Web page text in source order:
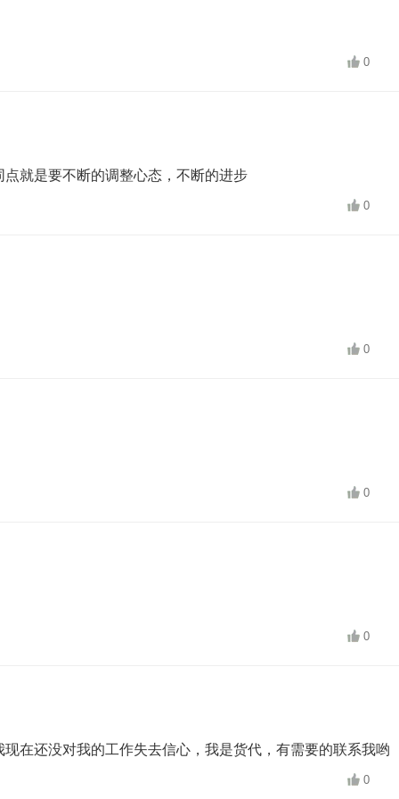
0
就是要不断的调整心态，不断的进步
0
0
0
0
在还没对我的工作失去信心，我是货代，有需要的联系我哟
0